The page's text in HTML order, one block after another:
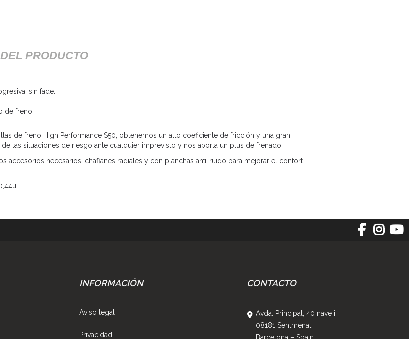
PRODUCTO
sin fade.
de freno.
de freno High Performance S50, obtenemos un alto coeficiente de fricción y una gran
las situaciones de riesgo ante cualquier imprevisto y nos aporta un plus de frenado.
accesorios necesarios, chaflanes radiales y con planchas anti-ruido para mejorar el confort
INFORMACIÓN
Aviso legal
Privacidad
CONTACTO
Avda. Principal, 40 nave i
08181 Sentmenat
Barcelona – Spain